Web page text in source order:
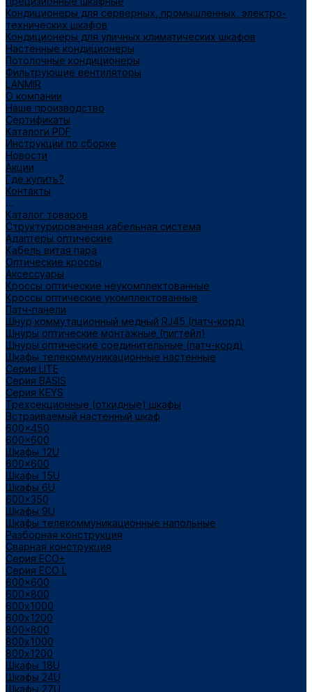
Кондиционеры для серверных, промышленных, электро-
технических шкафов
Кондиционеры для уличных климатических шкафов
Настенные кондиционеры
Потолочные кондиционеры
Фильтрующие вентиляторы
LANMIR
О компании
Наше производство
Сертификаты
Каталоги PDF
Инструкции по сборке
Новости
Акции
Где купить?
Контакты
...
Каталог товаров
Структурированная кабельная система
Адаптеры оптические
Кабель витая пара
Оптические кроссы
Аксессуары
Кроссы оптические неукомплектованные
Кроссы оптические укомплектованные
Патч-панели
Шнур коммутационный медный RJ45 (патч-корд)
Шнуры оптические монтажные (пигтейл)
Шнуры оптические соединительные (патч-корд)
Шкафы телекоммуникационные настенные
Cерия LITE
Cерия BASIS
Cерия KEYS
Трехсекционные (откидные) шкафы
Встраиваемый настенный шкаф
600x450
600x600
Шкафы 12U
600x600
Шкафы 15U
Шкафы 6U
600x350
Шкафы 9U
Шкафы телекоммуникационные напольные
Разборная конструкция
Сварная конструкция
Серия ECO+
Серия ECO L
600x600
600x800
600х1000
600х1200
800x800
800х1000
800х1200
Шкафы 18U
Шкафы 24U
Шкафы 27U